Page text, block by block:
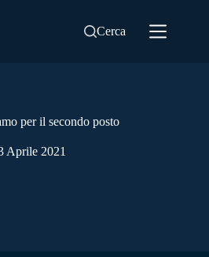
Cerca
per il secondo posto
Aprile 2021